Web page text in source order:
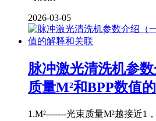
2026-03-05
脉冲激光清洗机参
质量M²和BPP数值
1.M²-------光束质量M²越接近1